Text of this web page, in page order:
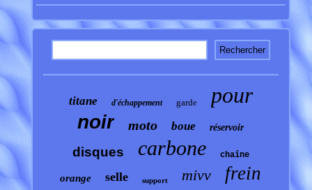
titane d'échappement garde pour
noir moto boue réservoir
disques carbone chaîne
orange selle support mivv frein